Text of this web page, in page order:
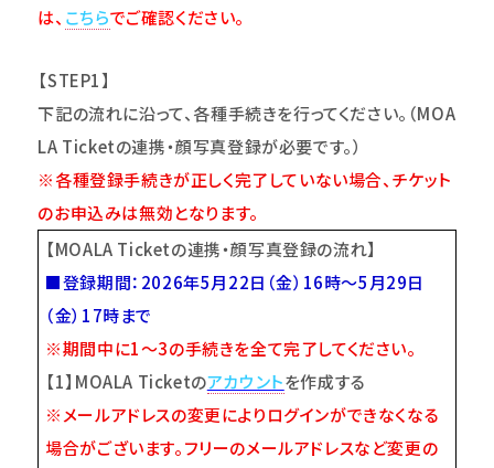
は、 こちらでご確認ください。
【STEP1】
下記の流れに沿って、各種手続きを行ってください。（MOA
LA Ticketの連携・顔写真登録が必要です。）
※各種登録手続きが正しく完了していない場合、チケット
のお申込みは無効となります。
【MOALA Ticketの連携・顔写真登録の流れ】
■登録期間：2026年5月22日（金）16時～5月29日
（金）17時まで
※期間中に1～3の手続きを全て完了してください。
【1】MOALA Ticketのアカウントを作成する
※メールアドレスの変更によりログインができなくなる
場合がございます。フリーのメールアドレスなど変更の